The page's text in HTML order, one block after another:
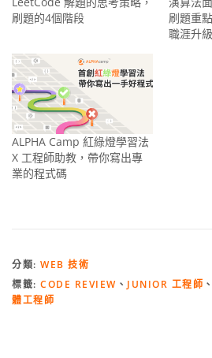
刷題的4個階段
刷題重
職涯升
ALPHA Camp 紅綠燈學習法
X 工程師助教，帶你寫出專
業的程式碼
分類: WEB 技術
標籤: CODE REVIEW 、 JUNIOR 工程師 、
體工程師